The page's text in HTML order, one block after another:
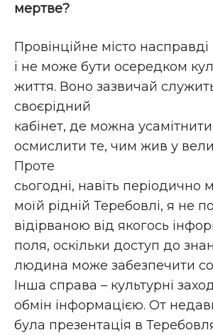
мертве?
Провінційне місто насправді
і не може бути осередком
життя. Воно зазвичай
своєрідний
кабінет, де можна
осмислити те, чим жив у
Проте
сьогодні, навіть
моїй рідній Теребовлі, я не
відірваною від якогось
поля, оскільки доступ до
людина може забезпечити
Інша справа – культурні
обмін інформацією. От
була презентація в